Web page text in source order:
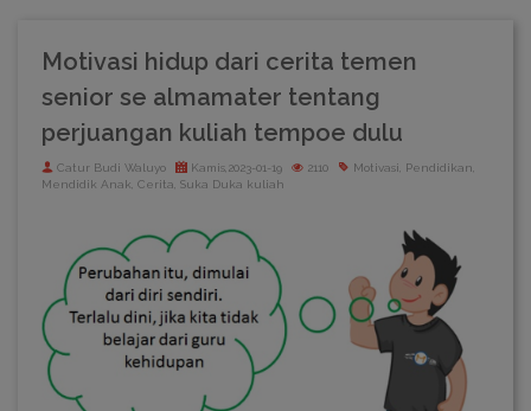
Motivasi hidup dari cerita temen
senior se almamater tentang
perjuangan kuliah tempoe dulu
Catur Budi Waluyo Kamis,2023-01-19 2110
Motivasi, Pendidikan,
Mendidik Anak, Cerita, Suka Duka kuliah